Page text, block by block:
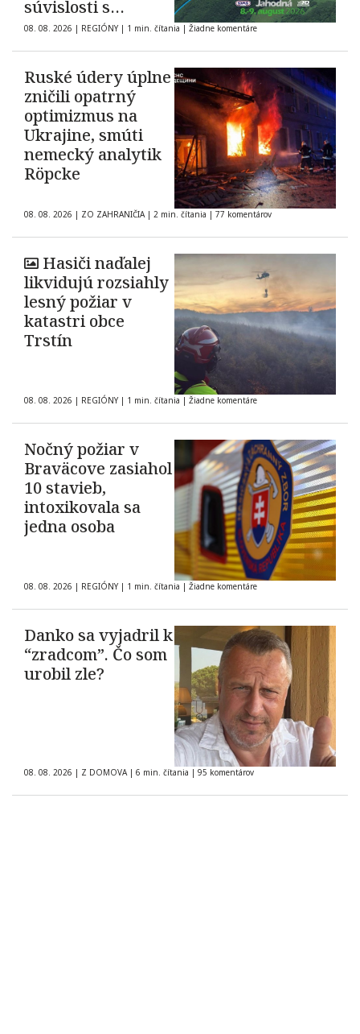
súvislosti s
automobilovými
pretekmi
08. 08. 2026 | REGIÓNY | 1 min. čítania | Žiadne komentáre
Ruské údery úplne
zničili opatrný
optimizmus na
Ukrajine, smúti
nemecký analytik
Röpcke
08. 08. 2026 | ZO ZAHRANIČIA | 2 min. čítania | 77 komentárov
Hasiči naďalej
likvidujú rozsiahly
lesný požiar v
katastri obce
Trstín
08. 08. 2026 | REGIÓNY | 1 min. čítania | Žiadne komentáre
Nočný požiar v
Braväcove zasiahol
10 stavieb,
intoxikovala sa
jedna osoba
08. 08. 2026 | REGIÓNY | 1 min. čítania | Žiadne komentáre
Danko sa vyjadril k
“zradcom”. Čo som
urobil zle?
08. 08. 2026 | Z DOMOVA | 6 min. čítania | 95 komentárov